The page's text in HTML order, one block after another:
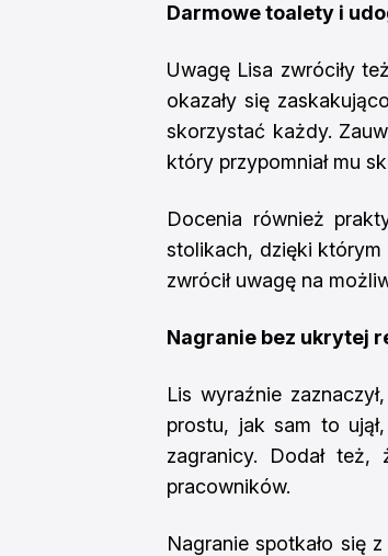
Darmowe toalety i
Uwagę Lisa zwróciły
okazały się
skorzystać każdy.
który przypomniał mu
Docenia również
stolikach, dzięki którym
zwrócił uwagę na
Nagranie bez ukrytej
Lis wyraźnie
prostu, jak sam to
zagranicy. Dodał też,
pracowników.
Nagranie spotkało się